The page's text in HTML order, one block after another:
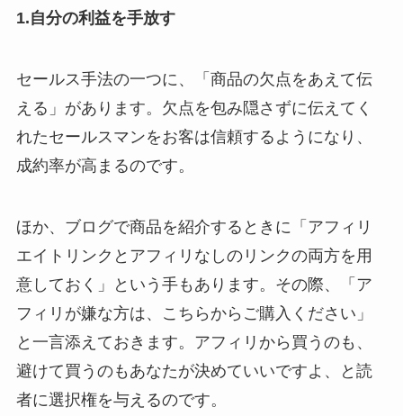
1.自分の利益を手放す
セールス手法の一つに、「商品の欠点をあえて伝
える」があります。欠点を包み隠さずに伝えてく
れたセールスマンをお客は信頼するようになり、
成約率が高まるのです。
ほか、ブログで商品を紹介するときに「アフィリ
エイトリンクとアフィリなしのリンクの両方を用
意しておく」という手もあります。その際、「ア
フィリが嫌な方は、こちらからご購入ください」
と一言添えておきます。アフィリから買うのも、
避けて買うのもあなたが決めていいですよ、と読
者に選択権を与えるのです。